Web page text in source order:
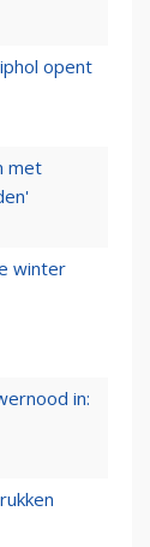
opent
met
winter
in: